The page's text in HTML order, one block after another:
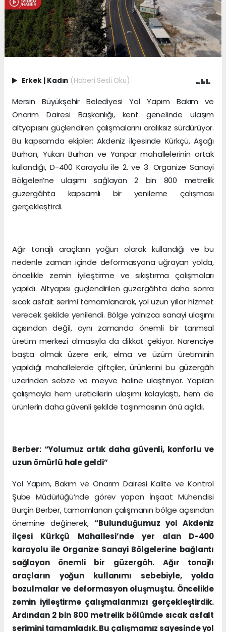
Erkek | Kadın (Haberi Sesli Oku)
Mersin Büyükşehir Belediyesi Yol Yapım Bakım ve
Onarım Dairesi Başkanlığı, kent genelinde ulaşım
altyapısını güçlendiren çalışmalarını aralıksız sürdürüyor.
Bu kapsamda ekipler; Akdeniz ilçesinde Kürkçü, Aşağı
Burhan, Yukarı Burhan ve Yanpar mahallelerinin ortak
kullandığı, D-400 Karayolu ile 2. ve 3. Organize Sanayi
Bölgeleri’ne ulaşımı sağlayan 2 bin 800 metrelik
güzergâhta kapsamlı bir yenileme çalışması
gerçekleştirdi.
Ağır tonajlı araçların yoğun olarak kullandığı ve bu
nedenle zaman içinde deformasyona uğrayan yolda,
öncelikle zemin iyileştirme ve sıkıştırma çalışmaları
yapıldı. Altyapısı güçlendirilen güzergâhta daha sonra
sıcak asfalt serimi tamamlanarak, yol uzun yıllar hizmet
verecek şekilde yenilendi. Bölge yalnızca sanayi ulaşımı
açısından değil, aynı zamanda önemli bir tarımsal
üretim merkezi olmasıyla da dikkat çekiyor. Narenciye
başta olmak üzere erik, elma ve üzüm üretiminin
yapıldığı mahallelerde çiftçiler, ürünlerini bu güzergâh
üzerinden sebze ve meyve haline ulaştırıyor. Yapılan
çalışmayla hem üreticilerin ulaşımı kolaylaştı, hem de
ürünlerin daha güvenli şekilde taşınmasının önü açıldı.
Berber: “Yolumuz artık daha güvenli, konforlu ve
uzun ömürlü hale geldi”
Yol Yapım, Bakım ve Onarım Dairesi Kalite ve Kontrol
Şube Müdürlüğü’nde görev yapan İnşaat Mühendisi
Burçin Berber, tamamlanan çalışmanın bölge açısından
önemine değinerek,“Bulunduğumuz yol Akdeniz
ilçesi Kürkçü Mahallesi’nde yer alan D-400
karayolu ile Organize Sanayi Bölgelerine bağlantı
sağlayan önemli bir güzergâh. Ağır tonajlı
araçların yoğun kullanımı sebebiyle, yolda
bozulmalar ve deformasyon oluşmuştu. Öncelikle
zemin iyileştirme çalışmalarımızı gerçekleştirdik.
Ardından 2 bin 800 metrelik bölümde sıcak asfalt
serimini tamamladık. Bu çalışmamız sayesinde yol